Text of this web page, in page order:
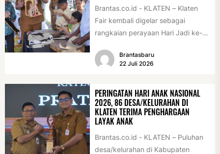
Brantas.co.id - KLATEN – Klaten
Fair kembali digelar sebagai
rangkaian perayaan Hari Jadi ke-
Acara ini digelar...
Brantasbaru
22 Juli 2026
PERINGATAN HARI ANAK NASIONAL
2026, 86 DESA/KELURAHAN DI
KLATEN TERIMA PENGHARGAAN
LAYAK ANAK
Brantas.co.id - KLATEN – Puluhan
desa/kelurahan di Kabupaten